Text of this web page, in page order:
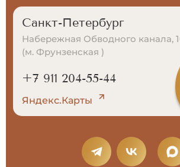
Санкт-Петербург
Набережная Обводного канала,
(м. Фрунзенская )
+7 911 204-55-44
Яндекс.Карты